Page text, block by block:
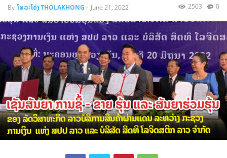
By ໂທລະໂຄ່ງ THOLAKHONG - June 21, 2022 0
2503